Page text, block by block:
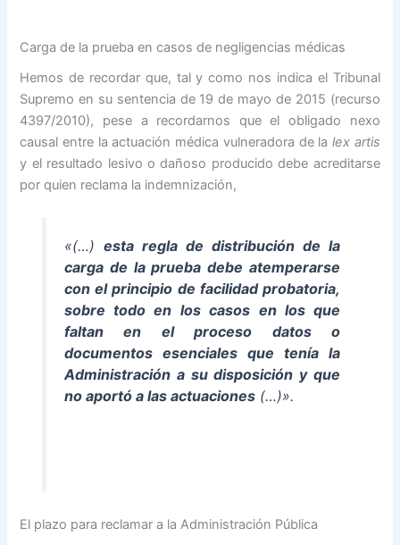
Carga de la prueba en casos de negligencias médicas
Hemos de recordar que, tal y como nos indica el Tribunal
Supremo en su sentencia de 19 de mayo de 2015 (recurso
4397/2010), pese a recordarnos que el obligado nexo
causal entre la actuación médica vulneradora de la lex artis
y el resultado lesivo o dañoso producido debe acreditarse
por quien reclama la indemnización,
«(…) esta regla de distribución de la
carga de la prueba debe atemperarse
con el principio de facilidad probatoria,
sobre todo en los casos en los que
faltan en el proceso datos o
documentos esenciales que tenía la
Administración a su disposición y que
no aportó a las actuaciones(…)».
El plazo para reclamar a la Administración Pública